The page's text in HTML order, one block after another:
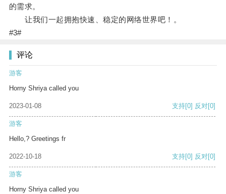
的需求。
让我们一起拥抱快速、稳定的网络世界吧！。
#3#
评论
游客
Horny Shriya called you
2023-01-08 支持[0] 反对[0]
游客
Hello,? Greetings fr
2022-10-18 支持[0] 反对[0]
游客
Horny Shriya called you